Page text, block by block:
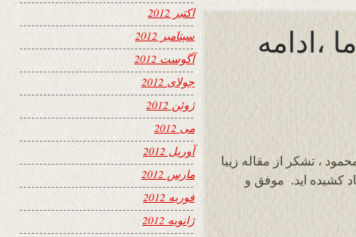
،ادامه
، تشکر از مقاله زیبا
کشیده اید. موفق و
اکتبر 2012
سپتامبر 2012
آگوست 2012
جولای 2012
ژوئن 2012
می 2012
آوریل 2012
مارس 2012
فوریه 2012
ژانویه 2012